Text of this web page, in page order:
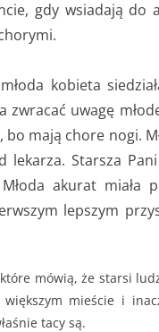
gdy wsiadają
kobieta
zwracać uwagę
mają chore nogi.
lekarza. Starsza
akurat miała
lepszym
mówią, że starsi
mieście i
tacy są.